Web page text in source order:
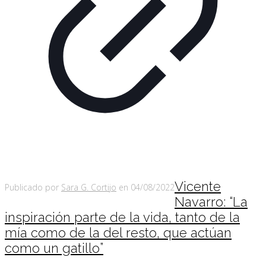
Publicado por Sara G. Cortijo en 04/08/2022Vicente
Navarro: “La
inspiración parte de la vida, tanto de la
mía como de la del resto, que actúan
como un gatillo”